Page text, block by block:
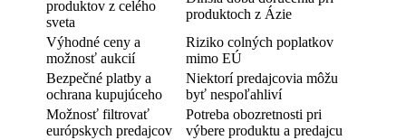
produktov z celého
sveta
produktoch z Ázie
Výhodné ceny a
možnosť aukcií
Riziko colných poplatkov
mimo EÚ
Bezpečné platby a
ochrana kupujúceho
Niektorí predajcovia môžu
byť nespoľahliví
Možnosť filtrovať
európskych predajcov
Potreba obozretnosti pri
výbere produktu a predajcu